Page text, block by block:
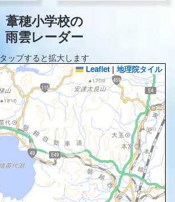
葦穂小学校の
雨雲レーダー
タップすると拡大します
Leaflet | 地理院タイル